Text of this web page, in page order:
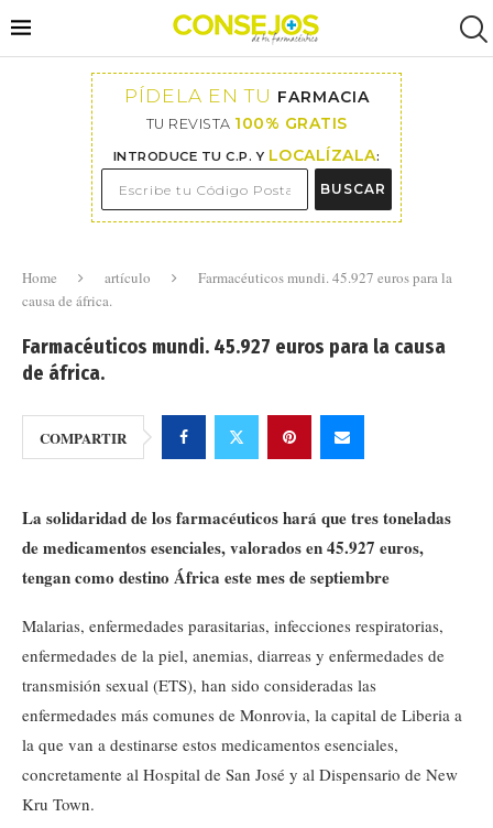
PÍDELA EN TU FARMACIA
TU REVISTA 100% GRATIS
INTRODUCE TU C.P. Y LOCALÍZALA:
BUSCAR
Home artículo
Farmacéuticos mundi. 45.927 euros para la
causa de áfrica.
Farmacéuticos mundi. 45.927 euros para la causa
de áfrica.
COMPARTIR
La solidaridad de los farmacéuticos hará que tres toneladas
de medicamentos esenciales, valorados en 45.927 euros,
tengan como destino África este mes de septiembre
Malarias, enfermedades parasitarias, infecciones respiratorias,
enfermedades de la piel, anemias, diarreas y enfermedades de
transmisión sexual (ETS), han sido consideradas las
enfermedades más comunes de Monrovia, la capital de Liberia a
la que van a destinarse estos medicamentos esenciales,
concretamente al Hospital de San José y al Dispensario de New
Kru Town.